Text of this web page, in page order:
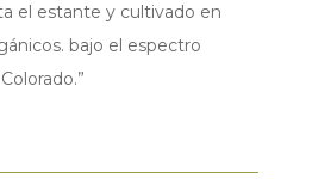
el estante y cultivado en
bajo el espectro